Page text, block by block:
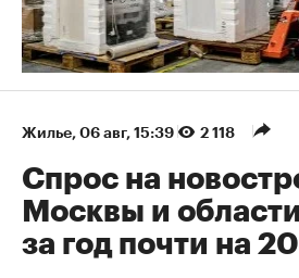
Жилье 06 авг, 15:39 2 118
Спрос на
Москвы и
за год почти на